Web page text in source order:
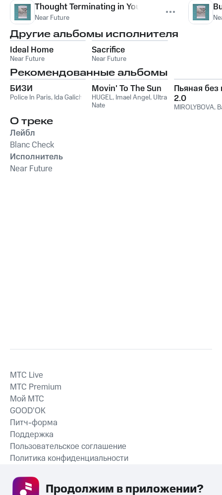
Thought Terminating in Your Night
Near Future
Другие альбомы исполнителя
Ideal Home
Near Future
Sacrifice
Near Future
Рекомендованные альбомы
БИЗИ
Police In Paris, Ida Galich
Movin' To The Sun
HUGEL, Imael Angel, Ultra
Nate
Пьяная без
2.0
MIROLYBOVA,
О треке
Лейбл
Blanc Check
Исполнитель
Near Future
СКАЧАТЬ ПРИЛОЖЕНИЕ
MTС Live
MTС Premium
Мой МТС
GOOD’OK
Питч-форма
Поддержка
Пользовательское соглашение
Политика конфиденциальности